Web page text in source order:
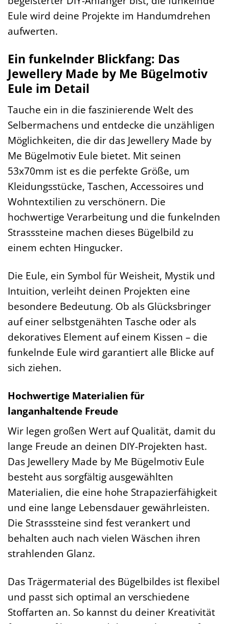
Eule wird deine Projekte im Handumdrehen
aufwerten.
Ein funkelnder Blickfang: Das
Jewellery Made by Me Bügelmotiv
Eule im Detail
Tauche ein in die faszinierende Welt des
Selbermachens und entdecke die unzähligen
Möglichkeiten, die dir das Jewellery Made by
Me Bügelmotiv Eule bietet. Mit seinen
53x70mm ist es die perfekte Größe, um
Kleidungsstücke, Taschen, Accessoires und
Wohntextilien zu verschönern. Die
hochwertige Verarbeitung und die funkelnden
Strasssteine machen dieses Bügelbild zu
einem echten Hingucker.
Die Eule, ein Symbol für Weisheit, Mystik und
Intuition, verleiht deinen Projekten eine
besondere Bedeutung. Ob als Glücksbringer
auf einer selbstgenähten Tasche oder als
dekoratives Element auf einem Kissen – die
funkelnde Eule wird garantiert alle Blicke auf
sich ziehen.
Hochwertige Materialien für
langanhaltende Freude
Wir legen großen Wert auf Qualität, damit du
lange Freude an deinen DIY-Projekten hast.
Das Jewellery Made by Me Bügelmotiv Eule
besteht aus sorgfältig ausgewählten
Materialien, die eine hohe Strapazierfähigkeit
und eine lange Lebensdauer gewährleisten.
Die Strasssteine sind fest verankert und
behalten auch nach vielen Wäschen ihren
strahlenden Glanz.
Das Trägermaterial des Bügelbildes ist flexibel
und passt sich optimal an verschiedene
Stoffarten an. So kannst du deiner Kreativität